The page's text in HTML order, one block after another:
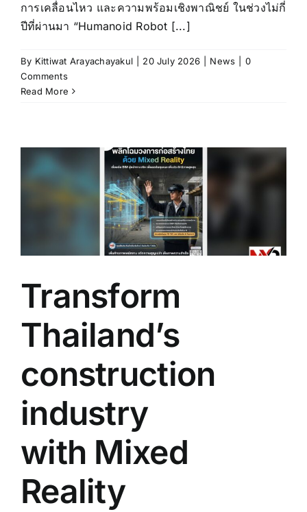
การเคลื่อนไหว และความพร้อมเชิงพาณิชย์ ในช่วงไม่กี่
ปีที่ผ่านมา “Humanoid Robot [...]
By Kittiwat Arayachayakul 20 July 2026 News
0
Comments
Read More
Transform
Thailand’s
construction
industry
with Mixed
Reality